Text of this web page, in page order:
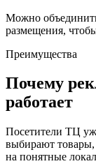
Можно
размещения,
Преимущества
Почему
работает
Посетители ТЦ
выбирают товары,
на понятные